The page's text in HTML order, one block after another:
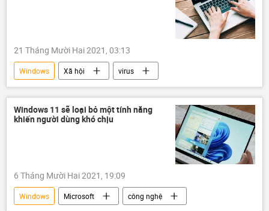
21 Tháng Mười Hai 2021, 03:13
Windows Xã hội virus
Windows 11 sẽ loại bỏ một tính năng
khiến người dùng khó chịu
6 Tháng Mười Hai 2021, 19:09
Windows Microsoft công nghệ